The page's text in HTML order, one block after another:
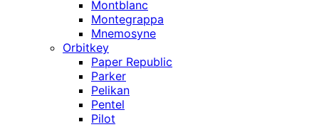
Montblanc
Montegrappa
Mnemosyne
Orbitkey
Paper Republic
Parker
Pelikan
Pentel
Pilot